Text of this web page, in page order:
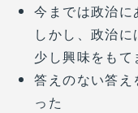
今までは政治に
しかし、政治に
少し興味をもて
答えのない答
った